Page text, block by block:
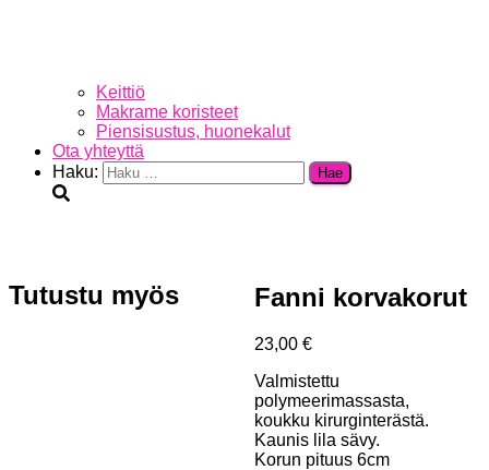
Keittiö
Makrame koristeet
Piensisustus, huonekalut
Ota yhteyttä
Haku:
Fanni korvakorut
23,00 €
Valmistettu
polymeerimassasta,
koukku kirurginterästä.
Kaunis lila sävy.
Korun pituus 6cm
Tutustu myös